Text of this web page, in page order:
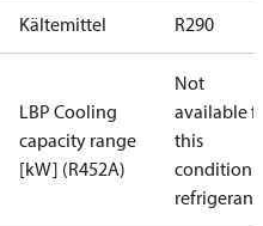
Kältemittel R290
LBP Cooling
capacity range
[kW] (R452A)
Not
available for
this
condition /
refrigerant